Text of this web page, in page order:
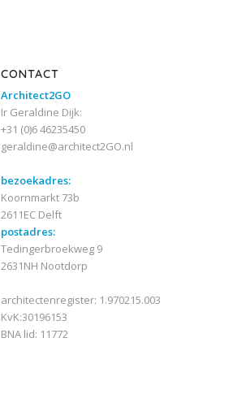
CONTACT
Architect2GO
Ir Geraldine Dijk:
+31 (0)6 46235450
geraldine@architect2GO.nl
bezoekadres:
Koornmarkt 73b
2611EC Delft
postadres:
Tedingerbroekweg 9
2631NH Nootdorp
architectenregister: 1.970215.003
KvK:30196153
BNA lid: 11772